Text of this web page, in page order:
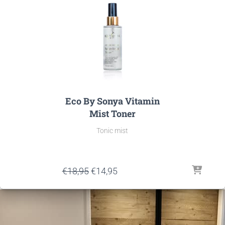
Eco By Sonya Vitamin
Mist Toner
Tonic mist
€18,95 Oorspronkelijke
was:
€18,95.
€14,95Huidige
is:
€14,95.